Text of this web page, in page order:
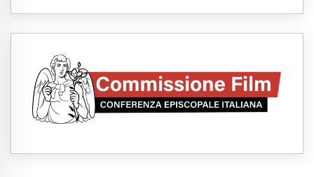
Leone XIV: la rivoluzione del Vangelo
06.08.2026
Fra Marco Vianelli: alla scuola di san
Francesco per imparare il Vangelo della
pace